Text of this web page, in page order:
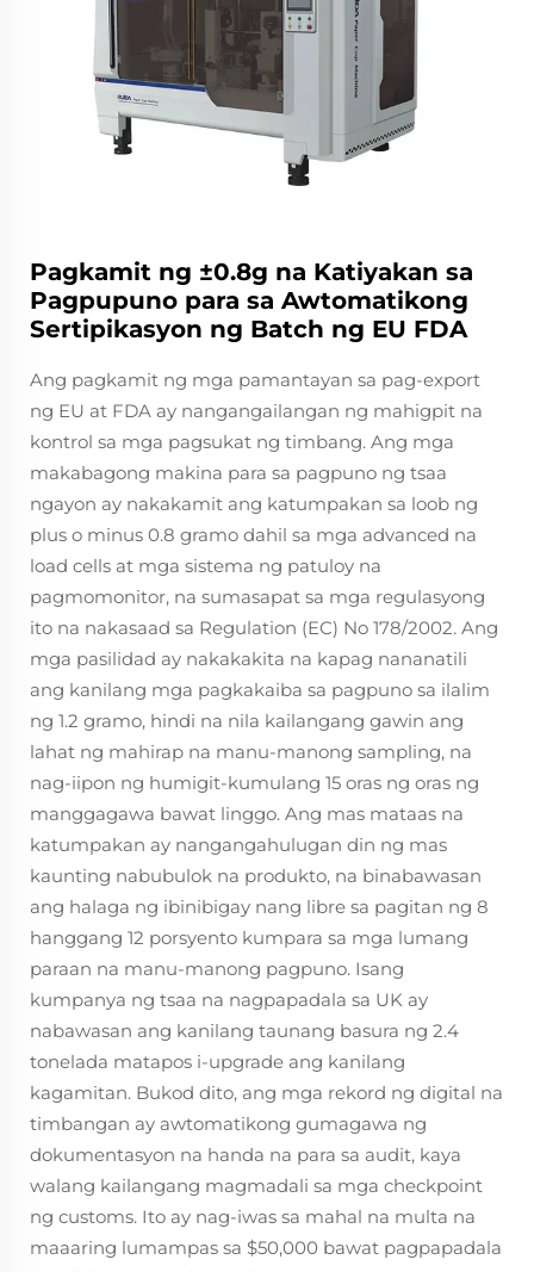
Pagkamit ng ±0.8g na Katiyakan sa
Pagpupuno para sa Awtomatikong
Sertipikasyon ng Batch ng EU FDA
Ang pagkamit ng mga pamantayan sa pag-export
ng EU at FDA ay nangangailangan ng mahigpit na
kontrol sa mga pagsukat ng timbang. Ang mga
makabagong makina para sa pagpuno ng tsaa
ngayon ay nakakamit ang katumpakan sa loob ng
plus o minus 0.8 gramo dahil sa mga advanced na
load cells at mga sistema ng patuloy na
pagmomonitor, na sumasapat sa mga regulasyong
ito na nakasaad sa Regulation (EC) No 178/2002. Ang
mga pasilidad ay nakakakita na kapag nananatili
ang kanilang mga pagkakaiba sa pagpuno sa ilalim
ng 1.2 gramo, hindi na nila kailangang gawin ang
lahat ng mahirap na manu-manong sampling, na
nag-iipon ng humigit-kumulang 15 oras ng oras ng
manggagawa bawat linggo. Ang mas mataas na
katumpakan ay nangangahulugan din ng mas
kaunting nabubulok na produkto, na binabawasan
ang halaga ng ibinibigay nang libre sa pagitan ng 8
hanggang 12 porsyento kumpara sa mga lumang
paraan na manu-manong pagpuno. Isang
kumpanya ng tsaa na nagpapadala sa UK ay
nabawasan ang kanilang taunang basura ng 2.4
tonelada matapos i-upgrade ang kanilang
kagamitan. Bukod dito, ang mga rekord ng digital na
timbangan ay awtomatikong gumagawa ng
dokumentasyon na handa na para sa audit, kaya
walang kailangang magmadali sa mga checkpoint
ng customs. Ito ay nag-iwas sa mahal na multa na
maaaring lumampas sa $50,000 bawat pagpapadala